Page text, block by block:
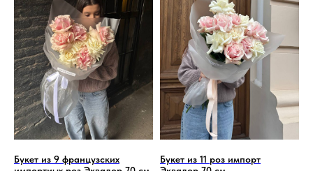
Букет из 9 французских
Букет из 11 роз импорт